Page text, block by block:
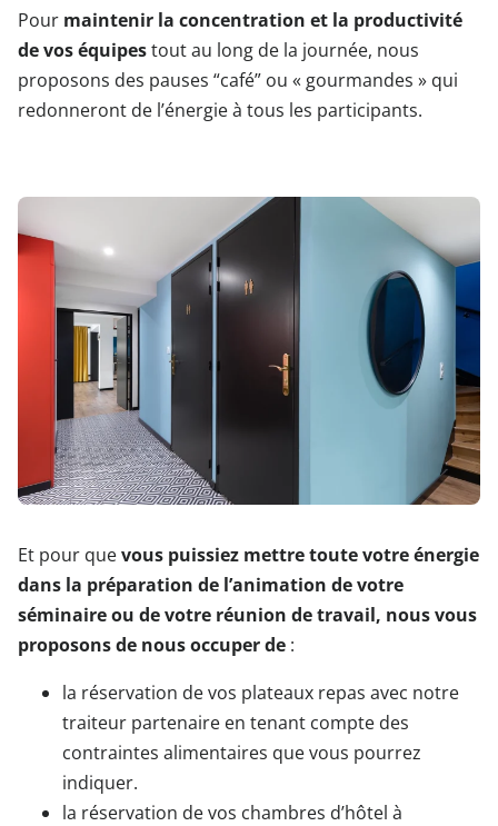
Pour maintenir la concentration et la productivité
de vos équipestout au long de la journée, nous
proposons des pauses “café” ou « gourmandes » qui
redonneront de l’énergie à tous les participants.
Et pour quevous puissiez mettre toute votre énergie
dans la préparation de l’animation de votre
séminaire ou de votre réunion de travail, nous vous
proposons de nous occuper de :
la réservation de vos plateaux repas avec notre
traiteur partenaire en tenant compte des
contraintes alimentaires que vous pourrez
indiquer.
la réservation de vos chambres d’hôtel à